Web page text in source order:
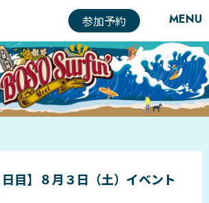
参加予約 MENU
日目】８月３日（土）イベント